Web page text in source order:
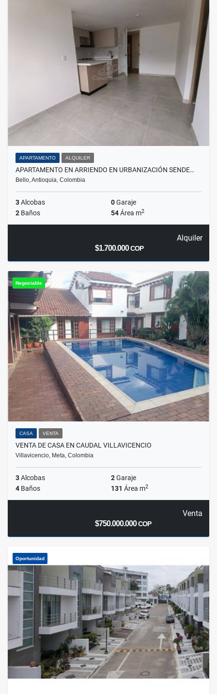
APARTAMENTO ALQUILER
APARTAMENTO EN ARRIENDO EN URBANIZACIÓN SENDE…
Bello, Antioquia, Colombia
3Alcobas 0Garaje
2 Baños 54Área m2
Alquiler
$1.700.000COP
Negociable
CASA VENTA
VENTA DE CASA EN CAUDAL VILLAVICENCIO
Villavicencio, Meta, Colombia
3Alcobas 2Garaje
4 Baños 131 Área m2
Venta
$750.000.000COP
Oportunidad